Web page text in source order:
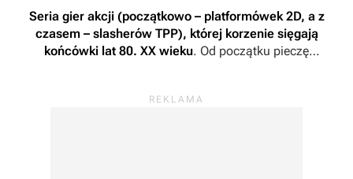
Seria gier akcji (początkowo – platformówek 2D, a z
czasem – slasherów TPP), której korzenie sięgają
końcówki lat 80. XX wieku. Od początku pieczę
Na przestrzeni lat pracowały nad nią takie studia